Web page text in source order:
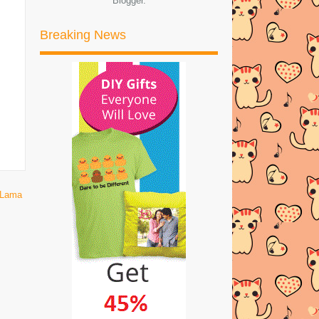
ADIK DAH PERGI TINGGALKAN
KAMI | 28.1.2016 (KHAMIS)
SUSAH HATI
ISTERI RAMPING RAHSIA RUMAH
TANGGA BAHAGIA
SENARAI PEMENANG AJL 30 |
2016
SIARAN LANGSUNG AJL 30 |
ANUGERAH JUARA LAGU 2016
Tips Berbual dengan Warga Emas
Bermasalah Pendengaran
Hadiah dari WOOP.MY
DINNER LAMB CHOP HOMEMADE
| 20.1.2016
Breaking News